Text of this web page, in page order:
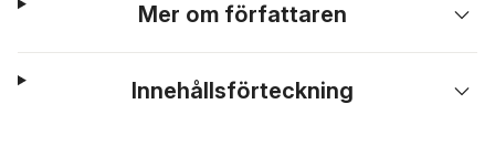
Mer om författaren
Innehållsförteckning